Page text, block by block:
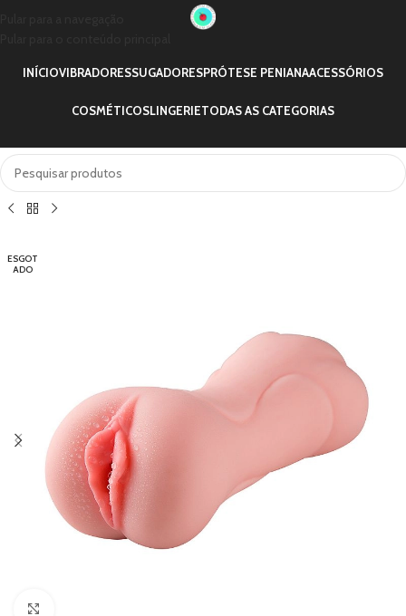
INÍCIOVIBRADORESSUGADORESPRÓTESE PENIANAACESSÓRIOS
COSMÉTICOSLINGERIETODAS AS CATEGORIAS
ESGOT
ADO